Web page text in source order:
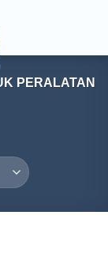
PERALATAN